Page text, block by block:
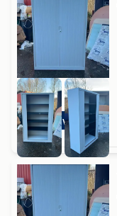
Incl levering